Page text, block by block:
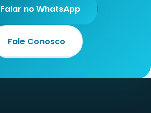
Falar no WhatsApp
Fale Conosco